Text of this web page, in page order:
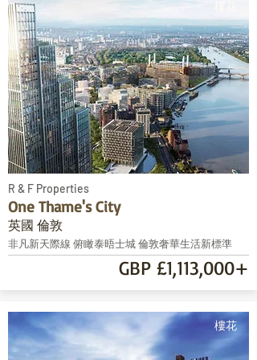
R & F Properties
One Thame's City
英國 倫敦
非凡新天際線 俯瞰泰晤士城 倫敦奢華生活新標準
GBP £1,113,000+
樓花